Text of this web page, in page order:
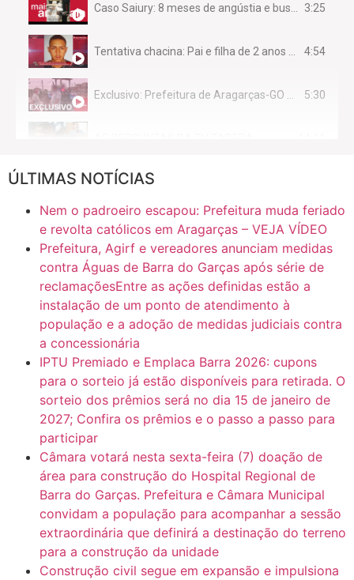
3:25
4:54
5:30
CASO SAIURY - SEM CORTES
Mini Ginásio de Aragarças- Só a bo$ta 6:31
ARAGARÇAS: Uma das obras que não tem prioridade 7:10
ÚLTIMAS NOTÍCIAS
Nem o padroeiro escapou: Prefeitura muda feriado
e revolta católicos em Aragarças – VEJA VÍDEO
Prefeitura, Agirf e vereadores anunciam medidas
contra Águas de Barra do Garças após série de
reclamaçõesEntre as ações definidas estão a
instalação de um ponto de atendimento à
população e a adoção de medidas judiciais contra
a concessionária
IPTU Premiado e Emplaca Barra 2026: cupons
para o sorteio já estão disponíveis para retirada. O
sorteio dos prêmios será no dia 15 de janeiro de
2027; Confira os prêmios e o passo a passo para
participar
Câmara votará nesta sexta-feira (7) doação de
área para construção do Hospital Regional de
Barra do Garças. Prefeitura e Câmara Municipal
convidam a população para acompanhar a sessão
extraordinária que definirá a destinação do terreno
para a construção da unidade
Construção civil segue em expansão e impulsiona